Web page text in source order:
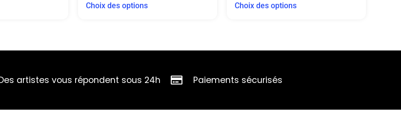
Choix des options Choix des options
artistes vous répondent sous 24h Paiements sécurisés